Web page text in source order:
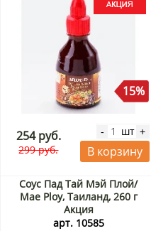
15%
254 руб.
299 руб.
- шт +
В корзину
Соус Пад Тай Мэй Плой/
Mae Ploy, Таиланд, 260 г
Акция
арт. 10585